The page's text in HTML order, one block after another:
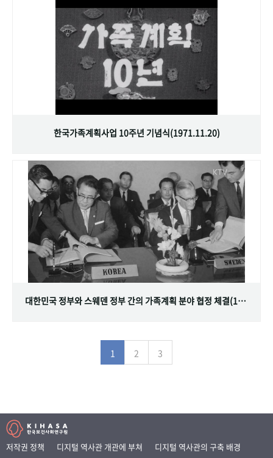
한국가족계획사업 10주년 기념식(1971.11.20)
대한민국 정부와 스웨덴 정부 간의 가족계획 분야 협정 체결(1968.07.12)
1 2 3
저작권 정책 디지털 역사관 개관에 부쳐
디지털 역사관의 구축 배경